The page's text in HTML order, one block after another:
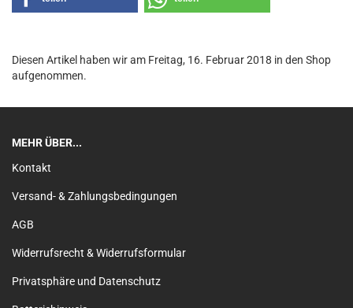
Diesen Artikel haben wir am Freitag, 16. Februar 2018 in den Shop
aufgenommen.
MEHR ÜBER...
Kontakt
Versand- & Zahlungsbedingungen
AGB
Widerrufsrecht & Widerrufsformular
Privatsphäre und Datenschutz